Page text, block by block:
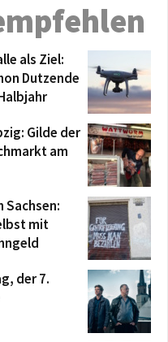
als Ziel:
Dutzende
Gilde der
am
Sachsen:
mit
der 7.